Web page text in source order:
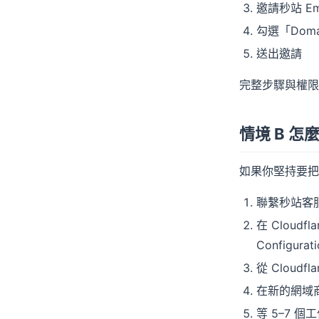
邀請秒站
勾選「
送出邀請
完整步驟與權
情境 B 怎
如果你堅持要
聯繫秒站客
在
從
在新的網域
等 5–7 個